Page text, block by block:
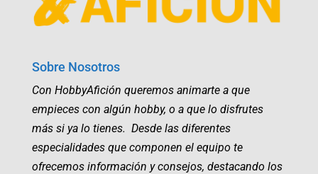
Sobre Nosotros
Con HobbyAfición queremos animarte a que
empieces con algún hobby, o a que lo disfrutes
más si ya lo tienes. Desde las diferentes
especialidades que componen el equipo te
ofrecemos información y consejos, destacando los